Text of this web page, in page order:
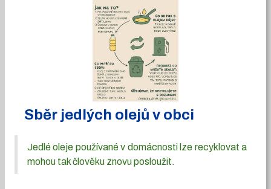
Sběr jedlých olejů v obci
Jedlé oleje používané v domácnosti lze recyklovat a
mohou tak člověku znovu posloužit.